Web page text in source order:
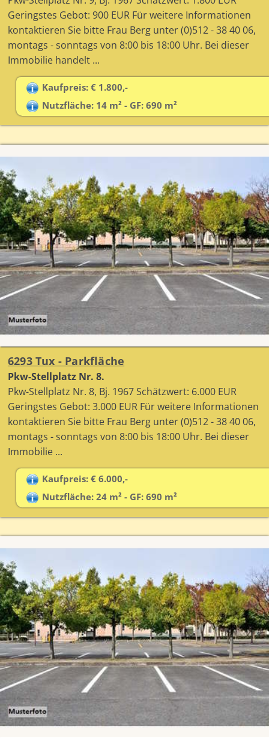
Geringstes Gebot: 900 EUR Für weitere Informationen
kontaktieren Sie bitte Frau Berg unter (0)512 - 38 40 06,
montags - sonntags von 8:00 bis 18:00 Uhr. Bei dieser
Immobilie handelt ...
Kaufpreis: € 1.800,-
Nutzfläche: 14 m² - GF: 690 m²
6293 Tux - Parkfläche
Pkw-Stellplatz Nr. 8.
Pkw-Stellplatz Nr. 8, Bj. 1967 Schätzwert: 6.000 EUR
Geringstes Gebot: 3.000 EUR Für weitere Informationen
kontaktieren Sie bitte Frau Berg unter (0)512 - 38 40 06,
montags - sonntags von 8:00 bis 18:00 Uhr. Bei dieser
Immobilie ...
Kaufpreis: € 6.000,-
Nutzfläche: 24 m² - GF: 690 m²